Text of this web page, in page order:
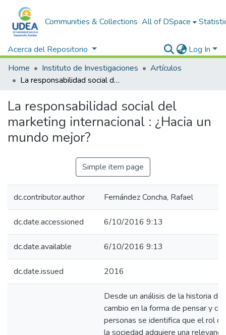
Communities & Collections All of DSpace
Acerca del Repositorio
Log In
Home
Instituto de Investigaciones
Artículos
La responsabilidad social del marketing internacional : ¿Hacia un mundo mejor?
La responsabilidad social del
marketing internacional : ¿Hacia un
mundo mejor?
Simple item page
dc.contributor.author Fernández Concha, Rafael
dc.date.accessioned 6/10/2016 9:13
dc.date.available 6/10/2016 9:13
dc.date.issued 2016
Desde un análisis de la historia de
cambio en la forma de pensar y
personas se identifica que el rol
la sociedad adquiere una